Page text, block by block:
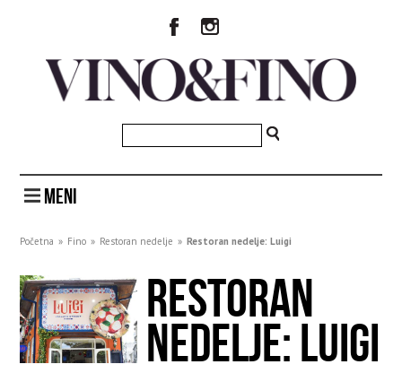
MENI
Početna » Fino » Restoran nedelje » Restoran nedelje: Luigi
RESTORAN
NEDELJE: LUIGI